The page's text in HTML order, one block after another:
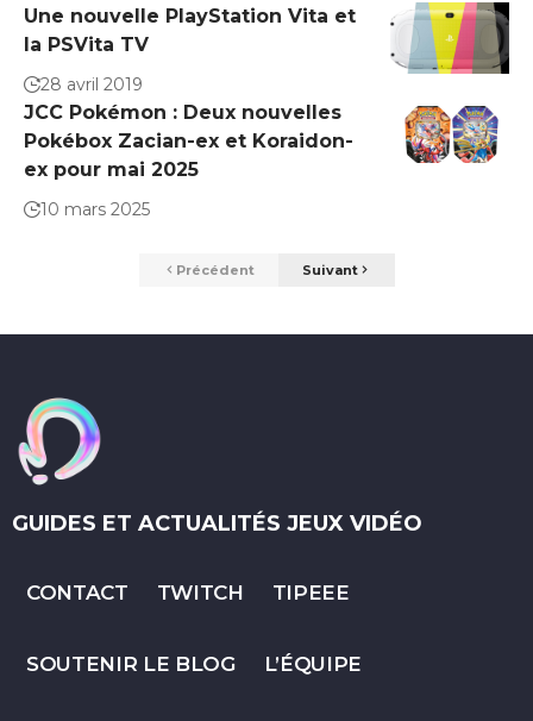
Une nouvelle PlayStation Vita et
la PSVita TV
28 avril 2019
JCC Pokémon : Deux nouvelles
Pokébox Zacian-ex et Koraidon-
ex pour mai 2025
10 mars 2025
Précédent Suivant
GUIDES ET ACTUALITÉS JEUX VIDÉO
CONTACT TWITCH TIPEEE
SOUTENIR LE BLOG L’ÉQUIPE